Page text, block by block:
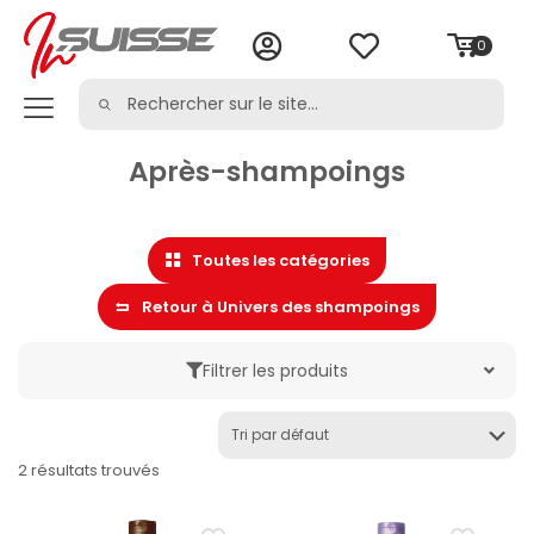
0
Après-shampoings
Toutes les catégories
Retour à Univers des shampoings
Filtrer les produits
2 résultats trouvés